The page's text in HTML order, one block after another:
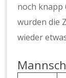
noch knapp
wurden die
wieder